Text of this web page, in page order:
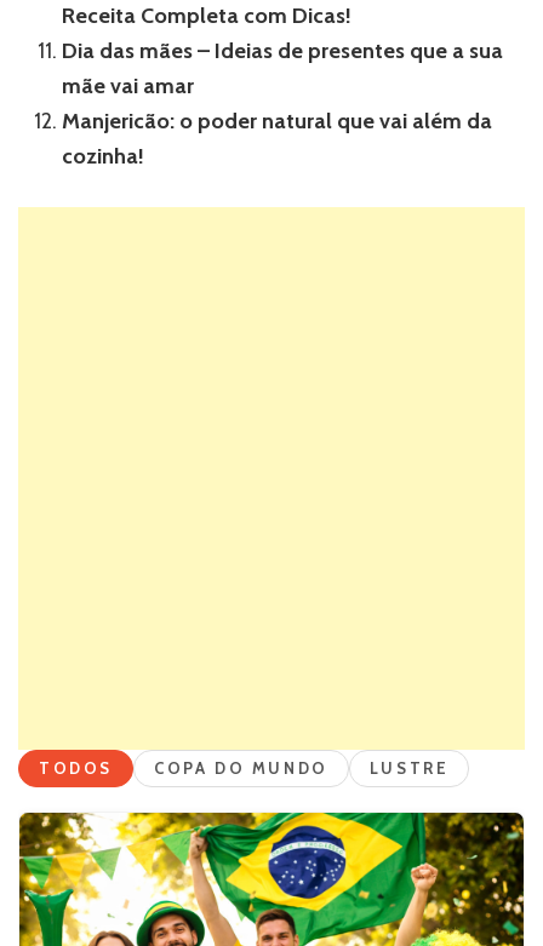
Receita Completa com Dicas!
Dia das mães – Ideias de presentes que a sua
mãe vai amar
Manjericão: o poder natural que vai além da
cozinha!
TODOS COPA DO MUNDO LUSTRE